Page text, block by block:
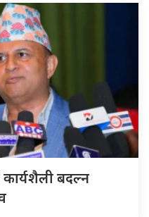
कार्यशैली बदल्न